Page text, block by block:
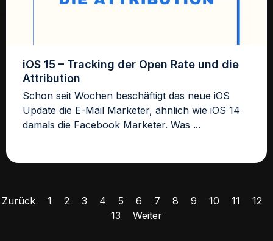
iOS 15 – Tracking der Open Rate und die
Attribution
Schon seit Wochen beschäftigt das neue iOS
Update die E-Mail Marketer, ähnlich wie iOS 14
damals die Facebook Marketer. Was ...
Zurück 1 2 3 4 5 6 7 8 9 10 11
12
13
Weiter